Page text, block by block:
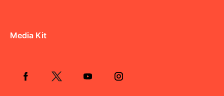
Media Kit